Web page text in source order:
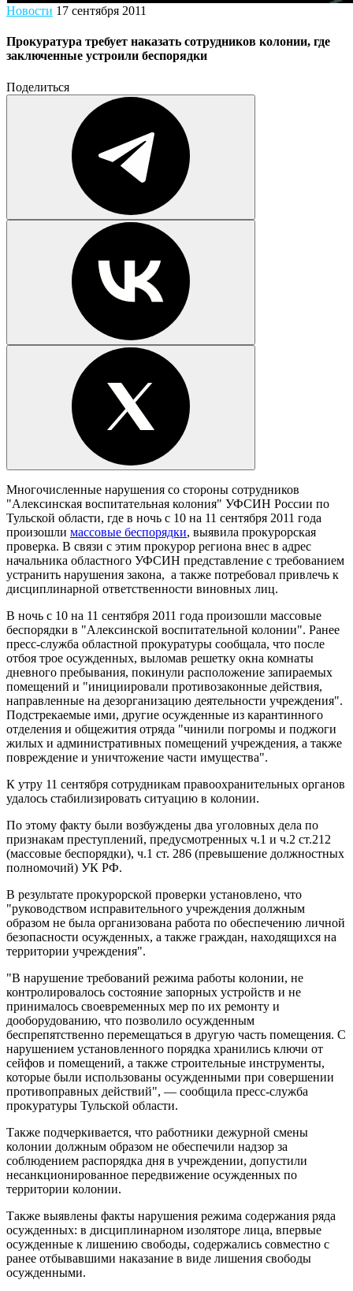
Новости 17 сентября 2011
Прокуратура требует наказать сотрудников колонии, где
заключенные устроили беспорядки
Поделиться
Многочисленные нарушения со стороны сотрудников
"Алексинская воспитательная колония" УФСИН России по
Тульской области, где в ночь с 10 на 11 сентября 2011 года
произошли массовые беспорядки, выявила прокурорская
проверка. В связи с этим прокурор региона внес в адрес
начальника областного УФСИН представление с требованием
устранить нарушения закона, а также потребовал привлечь к
дисциплинарной ответственности виновных лиц.
В ночь с 10 на 11 сентября 2011 года произошли массовые
беспорядки в "Алексинской воспитательной колонии". Ранее
пресс-служба областной прокуратуры сообщала, что после
отбоя трое осужденных, выломав решетку окна комнаты
дневного пребывания, покинули расположение запираемых
помещений и "инициировали противозаконные действия,
направленные на дезорганизацию деятельности учреждения".
Подстрекаемые ими, другие осужденные из карантинного
отделения и общежития отряда "чинили погромы и поджоги
жилых и административных помещений учреждения, а также
повреждение и уничтожение части имущества".
К утру 11 сентября сотрудникам правоохранительных органов
удалось стабилизировать ситуацию в колонии.
По этому факту были возбуждены два уголовных дела по
признакам преступлений, предусмотренных ч.1 и ч.2 ст.212
(массовые беспорядки), ч.1 ст. 286 (превышение должностных
полномочий) УК РФ.
В результате прокурорской проверки установлено, что
"руководством исправительного учреждения должным
образом не была организована работа по обеспечению личной
безопасности осужденных, а также граждан, находящихся на
территории учреждения".
"В нарушение требований режима работы колонии, не
контролировалось состояние запорных устройств и не
принималось своевременных мер по их ремонту и
дооборудованию, что позволило осужденным
беспрепятственно перемещаться в другую часть помещения. С
нарушением установленного порядка хранились ключи от
сейфов и помещений, а также строительные инструменты,
которые были использованы осужденными при совершении
противоправных действий", — сообщила пресс-служба
прокуратуры Тульской области.
Также подчеркивается, что работники дежурной смены
колонии должным образом не обеспечили надзор за
соблюдением распорядка дня в учреждении, допустили
несанкционированное передвижение осужденных по
территории колонии.
Также выявлены факты нарушения режима содержания ряда
осужденных: в дисциплинарном изоляторе лица, впервые
осужденные к лишению свободы, содержались совместно с
ранее отбывавшими наказание в виде лишения свободы
осужденными.